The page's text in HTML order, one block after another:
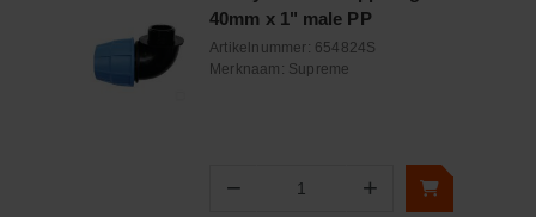
40mm x 1" male PP
Artikelnummer: 654824S
Merknaam: Supreme
− Aantal +